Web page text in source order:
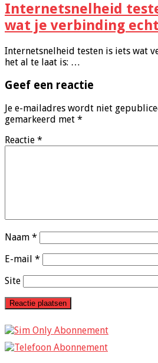
Internetsnelheid
wat je verbinding
Internetsnelheid testen is iets wat
het al te laat is: …
Geef een reactie
Je e-mailadres wordt niet
gemarkeerd met *
Reactie *
Naam *
E-mail *
Site